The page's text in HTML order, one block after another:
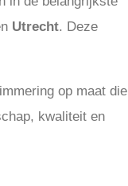
Utrecht. Deze
op maat die
kwaliteit en